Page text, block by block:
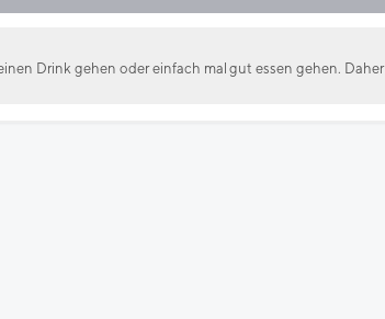
Drink gehen oder einfach mal gut essen gehen. Daher